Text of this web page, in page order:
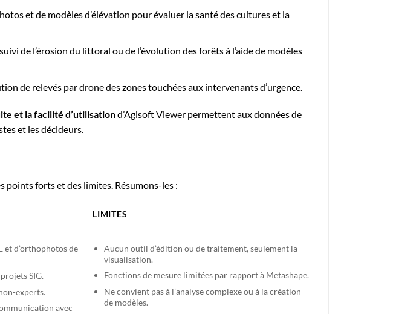
et de modèles d’élévation pour évaluer la santé des cultures et la
de l’érosion du littoral ou de l’évolution des forêts à l’aide de modèles
de relevés par drone des zones touchées aux intervenants d’urgence.
et la facilité d’utilisationd’Agisoft Viewer permettent aux données de
et les décideurs.
forts et des limites. Résumons-les :
LIMITES
et d’orthophotos de
SIG.
experts.
avec
Aucun outil d’édition ou de traitement, seulement la
visualisation.
Fonctions de mesure limitées par rapport à Metashape.
Ne convient pas à l’analyse complexe ou à la création
de modèles.